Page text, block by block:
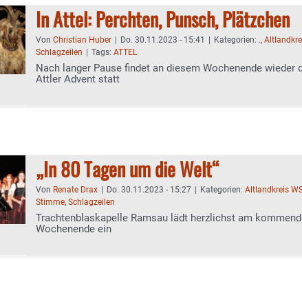
In Attel: Perchten, Punsch, Plätzchen
Von Christian Huber Do. 30.11.2023 - 15:41 Kategorien: .,
Schlagzeilen
Tags: ATTEL
Nach langer Pause findet an diesem Wochenende wieder der
Attler Advent statt
„In 80 Tagen um die Welt“
Von Renate Drax Do. 30.11.2023 - 15:27 Kategorien: Altlandkreis
Stimme, Schlagzeilen
Trachtenblaskapelle Ramsau lädt herzlichst am
Wochenende ein